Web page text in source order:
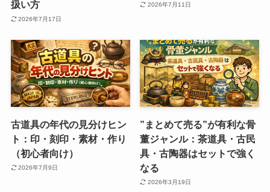
扱い方
2026年7月17日
2026年7月11日
古道具の年代の見分けヒン
ト：印・刻印・素材・作り
（初心者向け）
2026年7月9日
”まとめて売る”が有利な骨
董ジャンル：茶道具・古民
具・古陶器はセットで強く
なる
2026年3月19日